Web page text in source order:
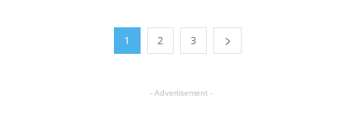
1 2 3
- Advertisement -